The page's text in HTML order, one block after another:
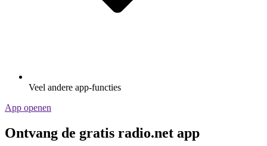
Veel andere app-functies
App openen
Ontvang de gratis radio.net app